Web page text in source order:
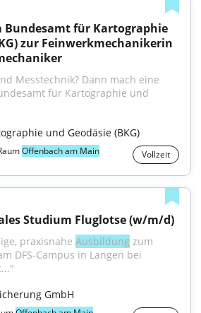
Bundesamt für Kartographie
zur Feinwerkmechanikerin
für Kartographie und
und Geodäsie (BKG)
Offenbach am Main Vollzeit
Studium Fluglotse (w/m/d)
praxisnahe Ausbildung zum
DFS-Campus in Langen bei
GmbH